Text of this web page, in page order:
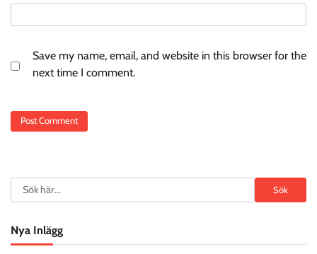
Save my name, email, and website in this browser for the
next time I comment.
Search Sök
Nya Inlägg